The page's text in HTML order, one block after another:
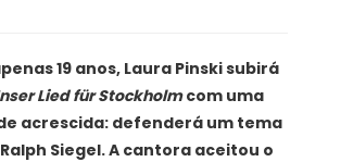
19 anos, Laura Pinski subirá
Lied für Stockholmcom uma
acrescida: defenderá um tema
Siegel. A cantora aceitou o